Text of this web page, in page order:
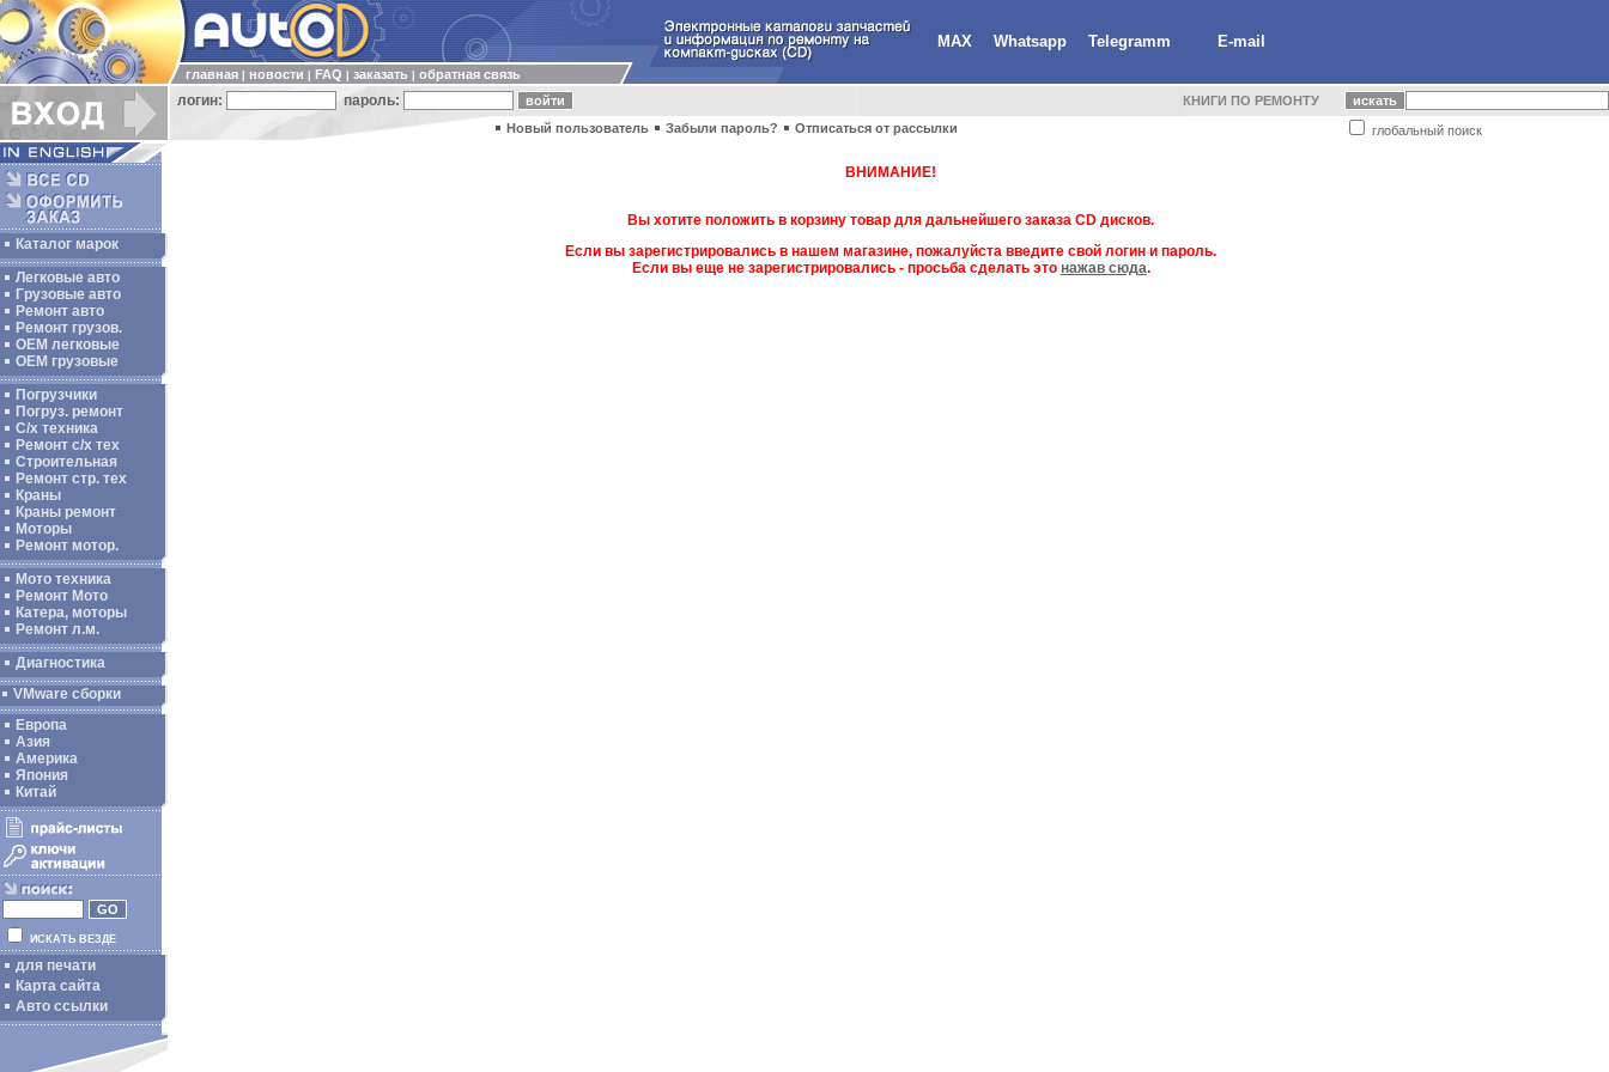
MAX Whatsapp Telegramm E-mail
главная новости FAQ заказать обратная связь
логин: пароль: КНИГИ ПО РЕМОНТУ
глобальный поиск
Новый пользователь Забыли пароль? Отписаться от рассылки
Каталог марок
Легковые авто
Грузовые авто
Ремонт авто
Ремонт грузов.
ОЕМ легковые
OEM грузовые
Погрузчики
Погруз. ремонт
С/х техника
Ремонт с/х тех
Строительная
Ремонт стр. тех
Краны
Краны ремонт
Моторы
Ремонт мотор.
Мото техника
Ремонт Мото
Катера, моторы
Ремонт л.м.
Диагностика
VMware сборки
Европа
Азия
Америка
Япония
Китай
ИСКАТЬ ВЕЗДЕ
для печати
Карта сайта
Авто ссылки
ВНИМАНИЕ!
Вы хотите положить в корзину товар для дальнейшего заказа CD дисков.
Если вы зарегистрировались в нашем магазине, пожалуйста введите свой логин и пароль.
Если вы еще не зарегистрировались - просьба сделать это нажав сюда.